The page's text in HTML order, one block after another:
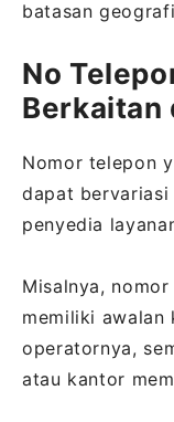
batasan
No
Berkaitan
Nomor telepon
dapat
penyedia
Misalnya,
memiliki awalan
operatornya,
atau kantor